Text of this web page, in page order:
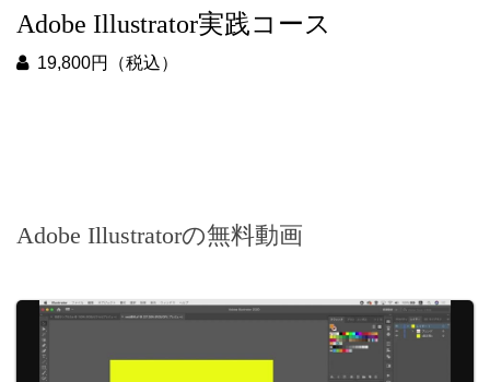
Adobe Illustrator実践コース
19,800円（税込）
Adobe Illustratorの無料動画